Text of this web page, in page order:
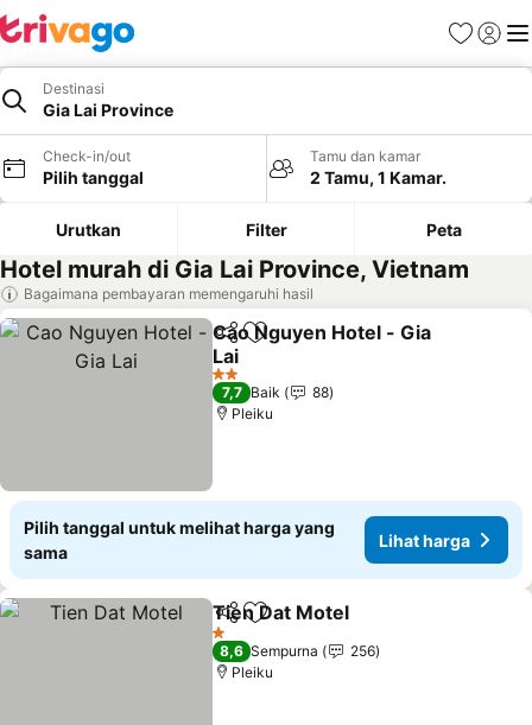
FavoritLogin
Destinasi
Gia Lai Province
Check-in/out
Pilih tanggal
Tamu dan kamar
2 Tamu, 1 Kamar.
Urutkan Filter Peta
Hotel murah di Gia Lai Province, Vietnam
Bagaimana pembayaran memengaruhi hasil
BagikanTambahkan ke favorit
Cao Nguyen Hotel - Gia
Lai
Lihat harga
2 Bintang
7,7 Baik
88
Pleiku
Pilih tanggal untuk melihat harga yang
sama
Lihat harga
BagikanTambahkan ke favorit
Tien Dat Motel
1 Bintang
8,6 Sempurna
256
Pleiku